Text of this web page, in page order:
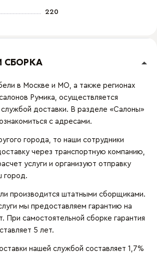
220
СБОРКА
в Москве и МО, а также регионах
Румика, осуществляется
доставки. В разделе «Салоны»
с адресами.
города, то наши сотрудники
через транспортную компанию,
услуги и организуют отправку
город.
производится штатными сборщиками.
мы предоставляем гарантию на
При самостоятельной сборке гарантия
5 лет.
нашей службой составляет 1,7%